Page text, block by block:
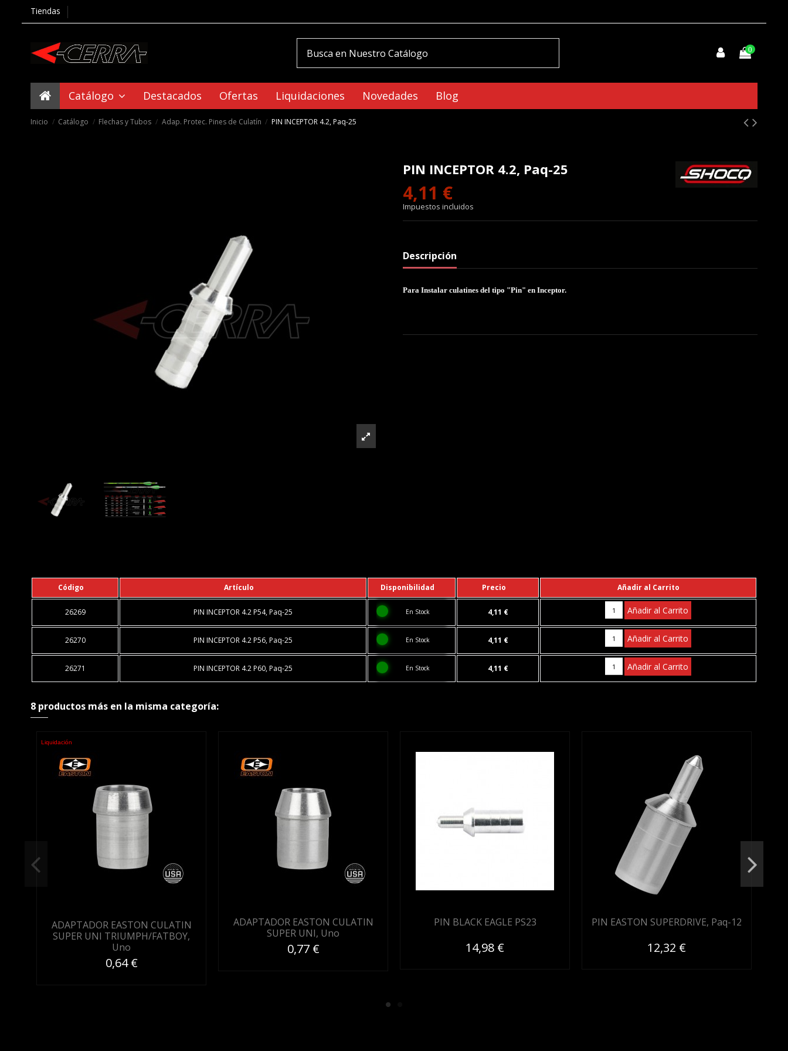
Tiendas
0
Catálogo Destacados Ofertas Liquidaciones Novedades Blog
Inicio Catálogo Flechas y Tubos Adap. Protec. Pines de Culatín PIN INCEPTOR 4.2, Paq-25
PIN INCEPTOR 4.2, Paq-25
4,11 €
Impuestos incluidos
Descripción
Para Instalar culatines del tipo "Pin" en Inceptor.
Código Artículo Disponibilidad Precio Añadir al Carrito
26269 PIN INCEPTOR 4.2 P54, Paq-25 En Stock 4,11 € Añadir al Carrito
26270 PIN INCEPTOR 4.2 P56, Paq-25 En Stock 4,11 € Añadir al Carrito
26271 PIN INCEPTOR 4.2 P60, Paq-25 En Stock 4,11 € Añadir al Carrito
8 productos más en la misma categoría:
Liquidación
ADAPTADOR EASTON CULATIN
SUPER UNI TRIUMPH/FATBOY,
Uno
0,64 €
ADAPTADOR EASTON CULATIN
SUPER UNI, Uno
0,77 €
PIN BLACK EAGLE PS23
14,98 €
PIN EASTON SUPERDRIVE, Paq-12
12,32 €